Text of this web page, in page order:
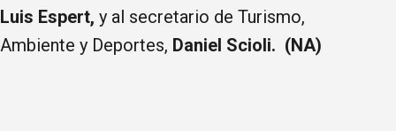
Luis Espert, y al secretario de Turismo,
Ambiente y Deportes, Daniel Scioli. (NA)